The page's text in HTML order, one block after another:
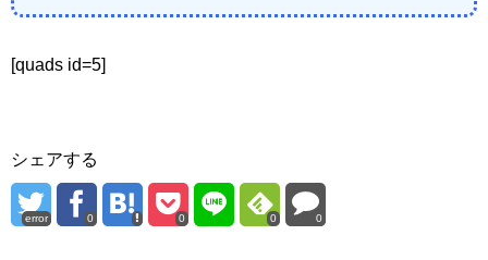
[quads id=5]
シェアする
error 0 0 0 0